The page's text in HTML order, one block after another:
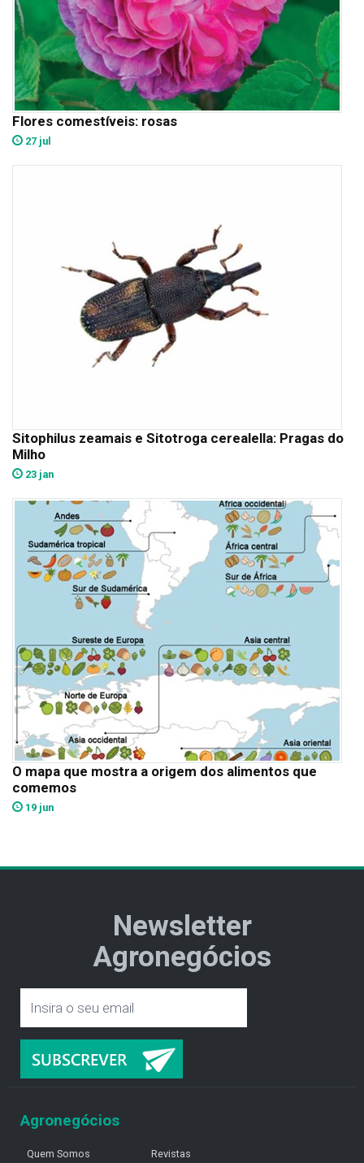
Flores comestíveis: rosas
27 jul
Sitophilus zeamais e Sitotroga cerealella: Pragas do
Milho
23 jan
O mapa que mostra a origem dos alimentos que
comemos
19 jun
Newsletter
Agronegócios
Agronegócios
Quem Somos Revistas